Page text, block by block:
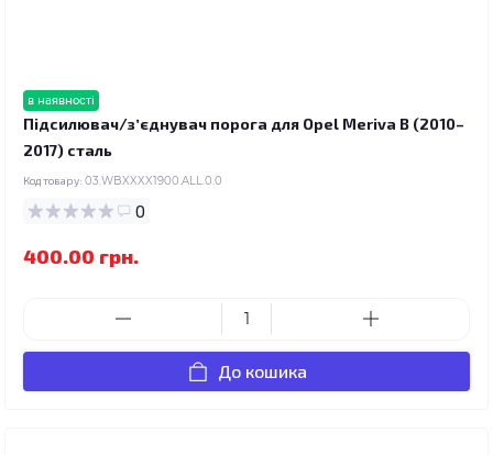
в наявності
Підсилювач/зʼєднувач порога для Opel Meriva B (2010–
2017) сталь
Код товару: 03.WBXXXX1900.ALL.0.0
0
400.00 грн.
До кошика